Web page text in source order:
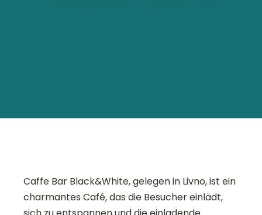
Caffe Bar Black&White, gelegen in Livno, ist ein
charmantes Café, das die Besucher einlädt,